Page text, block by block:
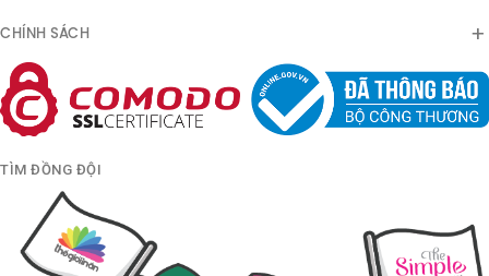
CHÍNH SÁCH
TÌM ĐỒNG ĐỘI